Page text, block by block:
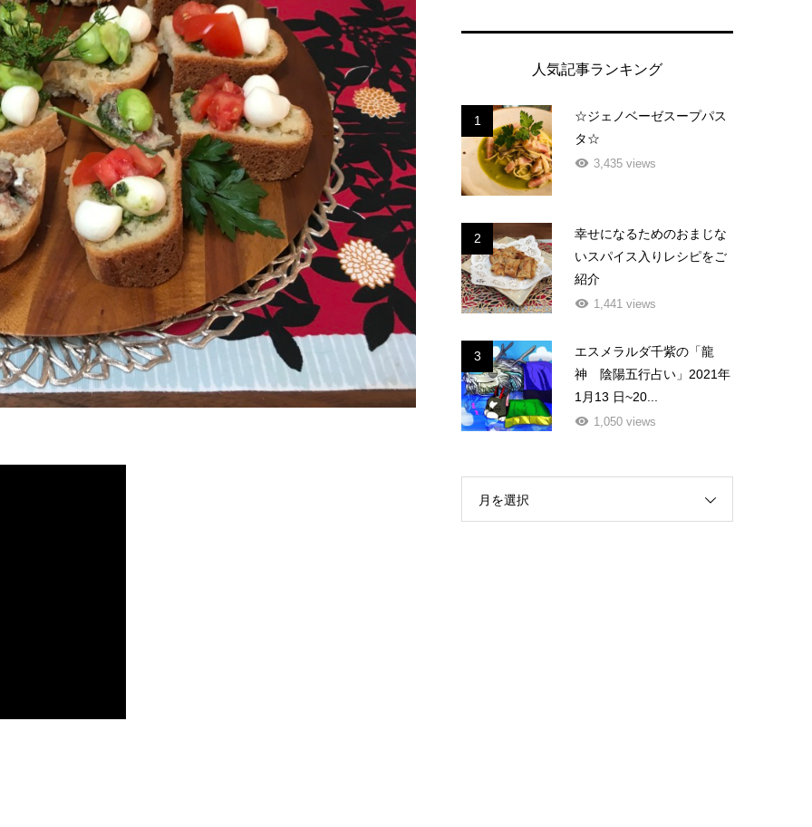
人気記事ランキング
1
☆ジェノベーゼスープパス
タ☆
3,435 views
2
幸せになるためのおまじな
いスパイス入りレシピをご
紹介
1,441 views
3
エスメラルダ千紫の「龍
神 陰陽五行占い」2021年
1月13 日~20...
1,050 views
月を選択